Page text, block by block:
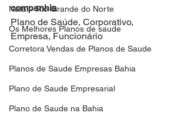
Natal - Rio Grande do Norte
Os Melhores Planos de saude
Corretora Vendas de Planos de Saude
Planos de Saude Empresas Bahia
Plano de Saude Empresarial
Plano de Saude na Bahia
companhia
Plano de Saúde, Corporativo,
Empresa, Funcionário